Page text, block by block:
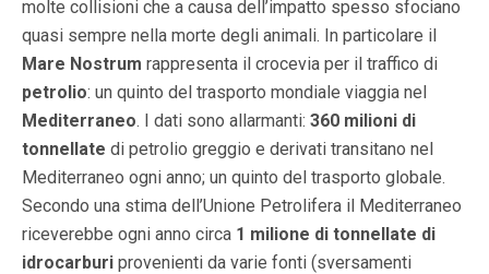
molte collisioni che a causa dell’impatto spesso sfociano
quasi sempre nella morte degli animali. In particolare il
Mare Nostrum rappresenta il crocevia per il traffico di
petrolio: un quinto del trasporto mondiale viaggia nel
Mediterraneo. I dati sono allarmanti: 360 milioni di
tonnellate di petrolio greggio e derivati transitano nel
Mediterraneo ogni anno; un quinto del trasporto globale.
Secondo una stima dell’Unione Petrolifera il Mediterraneo
riceverebbe ogni anno circa 1 milione di tonnellate di
idrocarburi provenienti da varie fonti (sversamenti